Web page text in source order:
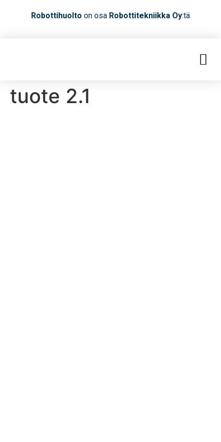
Robottihuolto on osa Robottitekniikka Oy:tä
tuote 2.1